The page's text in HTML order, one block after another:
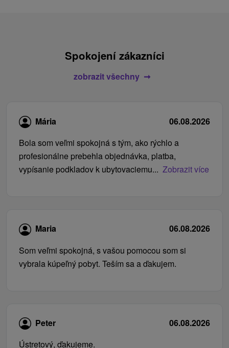
Spokojení zákazníci
zobrazit všechny
Mária
06.08.2026
Bola som veľmi spokojná s tým, ako rýchlo a
profesionálne prebehla objednávka, platba,
vypísanie podkladov k ubytovaciemu... Zobrazit více
Maria
06.08.2026
Som veľmi spokojná, s vašou pomocou som si
vybrala kúpeľný pobyt. Teším sa a ďakujem.
Peter
06.08.2026
Ústretový, ďakujeme.